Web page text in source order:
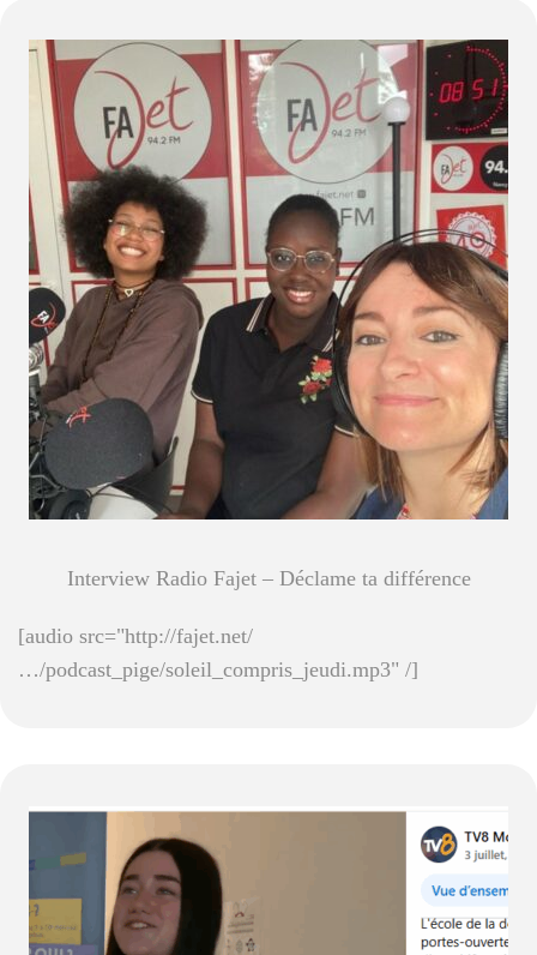
Interview Radio Fajet – Déclame ta différence
[audio src="http://fajet.net/
…/podcast_pige/soleil_compris_jeudi.mp3" /]